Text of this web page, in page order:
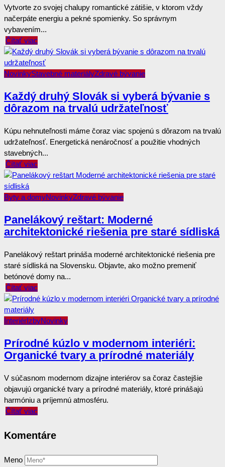
Vytvorte zo svojej chalupy romantické zátišie, v ktorom vždy
načerpáte energiu a pekné spomienky. So správnym
vybavením...
Čítať viac
NovinkyStavebné materiályZdravé bývanie
Každý druhý Slovák si vyberá bývanie s
dôrazom na trvalú udržateľnosť
Kúpu nehnuteľnosti máme čoraz viac spojenú s dôrazom na trvalú
udržateľnosť. Energetická nenáročnosť a použitie vhodných
stavebných...
Čítať viac
Byty a domyNovinkyZdravé bývanie
Panelákový reštart: Moderné
architektonické riešenia pre staré sídliská
Panelákový reštart prináša moderné architektonické riešenia pre
staré sídliská na Slovensku. Objavte, ako možno premeniť
betónové domy na...
Čítať viac
InteriérIzbyNovinky
Prírodné kúzlo v modernom interiéri:
Organické tvary a prírodné materiály
V súčasnom modernom dizajne interiérov sa čoraz častejšie
objavujú organické tvary a prírodné materiály, ktoré prinášajú
harmóniu a príjemnú atmosféru.
Čítať viac
Komentáre
Meno